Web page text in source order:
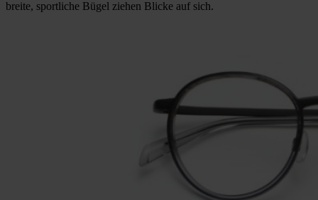
breite, sportliche Bügel ziehen Blicke auf sich.